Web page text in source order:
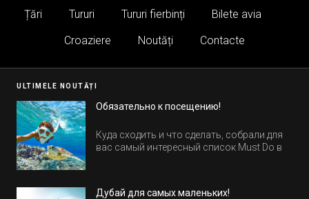
Țări Tururi Tururi fierbinți
Bilete avia
Croaziere
Noutăți Contacte
ULTIMELE NOUTĂȚI
Обязательно к посещению!
Куда сходить и что сделать, собрали для
вас самый интересный список Must Do в
Дубай для самых маленьких!